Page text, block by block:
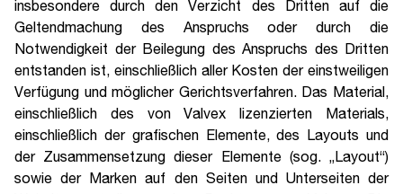
insbesondere durch den Verzicht des Dritten auf die
Geltendmachung des Anspruchs oder durch die
Notwendigkeit der Beilegung des Anspruchs des Dritten
entstanden ist, einschließlich aller Kosten der einstweiligen
Verfügung und möglicher Gerichtsverfahren. Das Material,
einschließlich des von Valvex lizenzierten Materials,
einschließlich der grafischen Elemente, des Layouts und
der Zusammensetzung dieser Elemente (sog. „Layout“)
sowie der Marken auf den Seiten und Unterseiten der